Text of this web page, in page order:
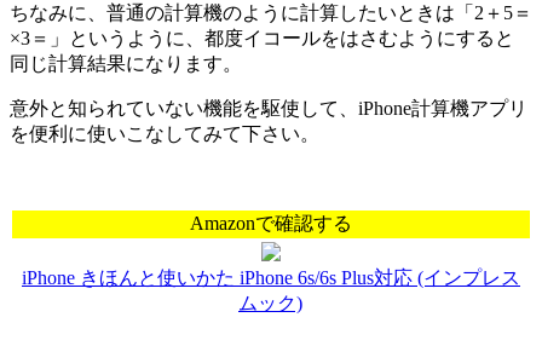
ちなみに、普通の計算機のように計算したいときは「2＋5＝
×3＝」というように、都度イコールをはさむようにすると
同じ計算結果になります。
意外と知られていない機能を駆使して、iPhone計算機アプリ
を便利に使いこなしてみて下さい。
Amazonで確認する
iPhone きほんと使いかた iPhone 6s/6s Plus対応 (インプレス
ムック)